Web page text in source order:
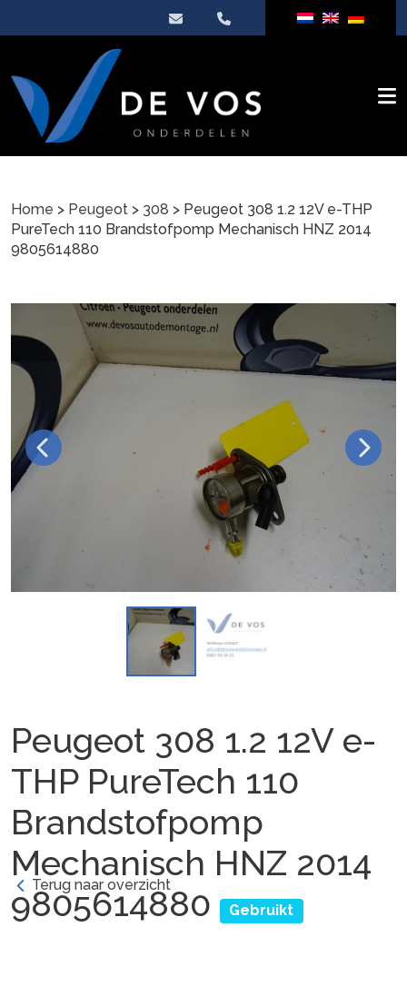
Home > Peugeot > 308 > Peugeot 308 1.2 12V e-THP
PureTech 110 Brandstofpomp Mechanisch HNZ 2014
9805614880
Peugeot 308 1.2 12V e-
THP PureTech 110
Brandstofpomp
Mechanisch HNZ 2014
9805614880
Gebruikt
Terug naar overzicht